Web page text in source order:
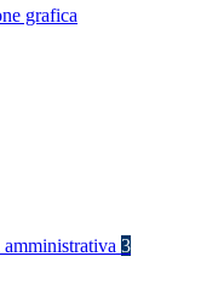
grafica
3